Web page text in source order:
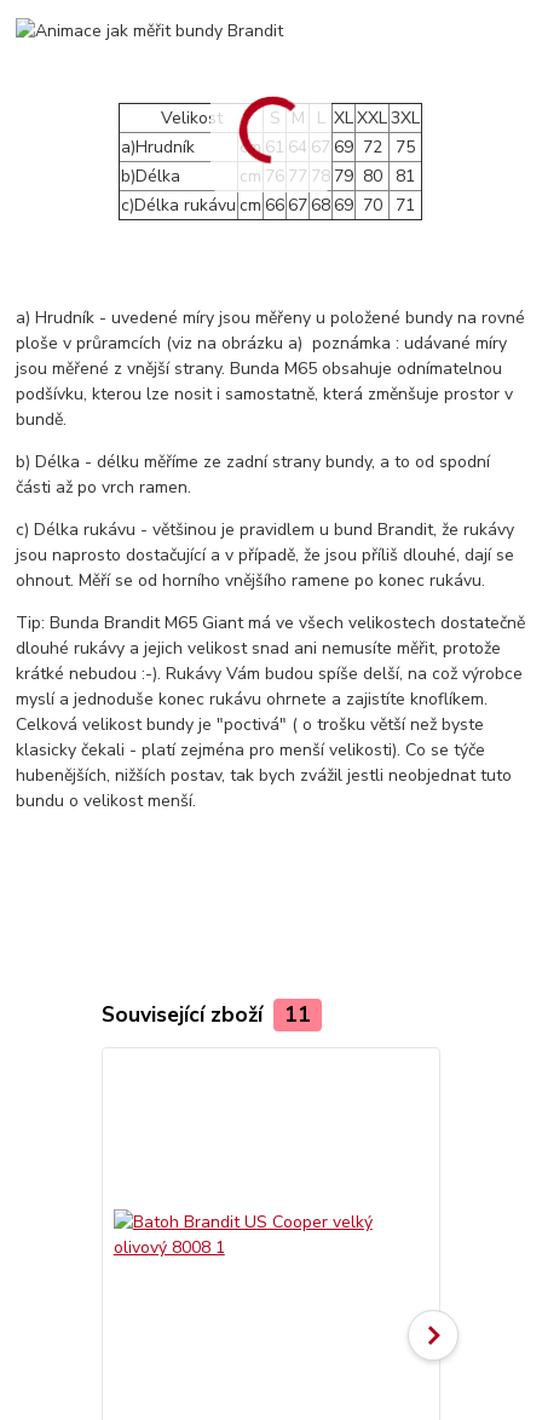
Velikost S M L XLXXL3XL
a)Hrudník
cm61 64 67 69 72
75
b)Délka
cm 76 77 78 79 80
81
c)Délka rukávu cm 66676869 70 71
a) Hrudník - uvedené míry jsou měřeny u položené bundy na rovné
ploše v průramcích (viz na obrázku a) poznámka : udávané míry
jsou měřené z vnější strany. Bunda M65 obsahuje odnímatelnou
podšívku, kterou lze nosit i samostatně, která změnšuje prostor v
bundě.
b) Délka - délku měříme ze zadní strany bundy, a to od spodní
části až po vrch ramen.
c) Délka rukávu - většinou je pravidlem u bund Brandit, že rukávy
jsou naprosto dostačující a v případě, že jsou příliš dlouhé, dají se
ohnout. Měří se od horního vnějšího ramene po konec rukávu.
Tip: Bunda Brandit M65 Giant má ve všech velikostech dostatečně
dlouhé rukávy a jejich velikost snad ani nemusíte měřit, protože
krátké nebudou :-). Rukávy Vám budou spíše delší, na což výrobce
myslí a jednoduše konec rukávu ohrnete a zajistíte knoflíkem.
Celková velikost bundy je "poctivá" ( o trošku větší než byste
klasicky čekali - platí zejména pro menší velikosti). Co se týče
hubenějších, nižších postav, tak bych zvážil jestli neobjednat tuto
bundu o velikost menší.
Související zboží 11